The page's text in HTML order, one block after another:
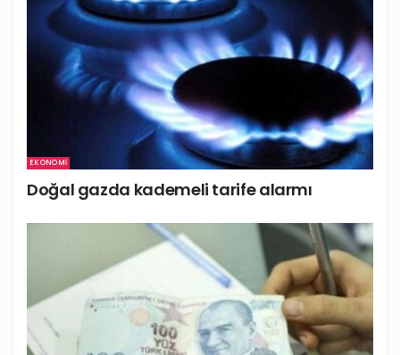
EKONOMI
Doğal gazda kademeli tarife alarmı